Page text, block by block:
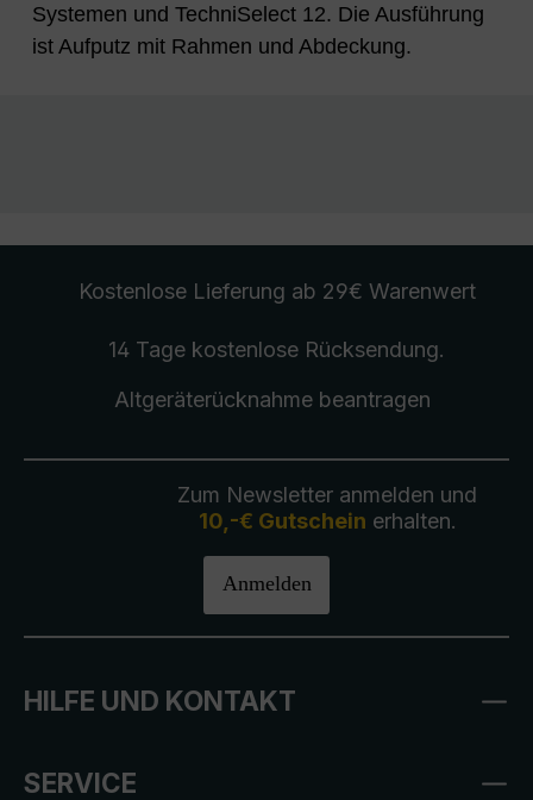
Systemen und TechniSelect 12. Die Ausführung
ist Aufputz mit Rahmen und Abdeckung.
Kostenlose Lieferung ab 29€ Warenwert
14 Tage kostenlose Rücksendung.
Altgeräterücknahmebeantragen
Zum Newsletter anmelden und
10,-€ Gutschein erhalten.
Anmelden
HILFE UND KONTAKT
SERVICE